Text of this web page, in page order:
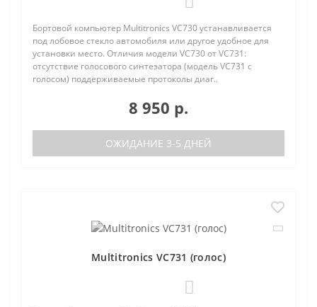
Бортовой компьютер Multitronics VC730 устанавливается
под лобовое стекло автомобиля или другое удобное для
установки место. Отличия модели VC730 от VC731:
отсутствие голосового синтезатора (модель VC731 с
голосом) поддерживаемые протоколы диаг..
8 950 р.
ОЖИДАНИЕ 3-5 ДНЕЙ
Multitronics VC731 (голос)